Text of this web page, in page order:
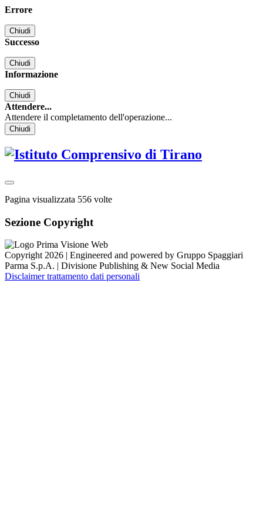
Errore
Chiudi
Successo
Chiudi
Informazione
Chiudi
Attendere...
Attendere il completamento dell'operazione...
Chiudi
Pagina visualizzata 556 volte
Sezione Copyright
Copyright 2026 | Engineered and powered by Gruppo Spaggiari
Parma S.p.A. | Divisione Publishing & New Social Media
Disclaimer trattamento dati personali